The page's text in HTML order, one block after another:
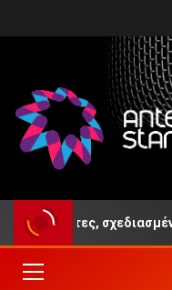
σχεδιασμένες